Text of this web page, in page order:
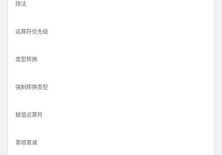
除法
运算符优先级
类型转换
强制转换类型
赋值运算符
第增第减